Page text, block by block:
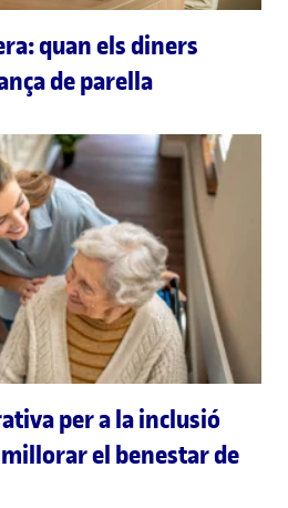
quan els diners
de parella
per a la inclusió
el benestar de